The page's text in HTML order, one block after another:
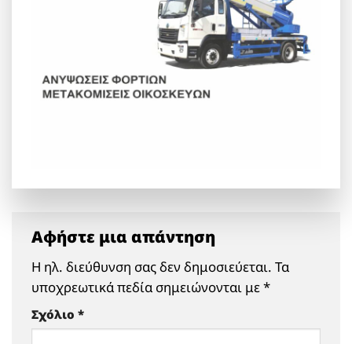
Αφήστε μια απάντηση
Η ηλ. διεύθυνση σας δεν δημοσιεύεται. Τα
υποχρεωτικά πεδία σημειώνονται με*
Σχόλιο *